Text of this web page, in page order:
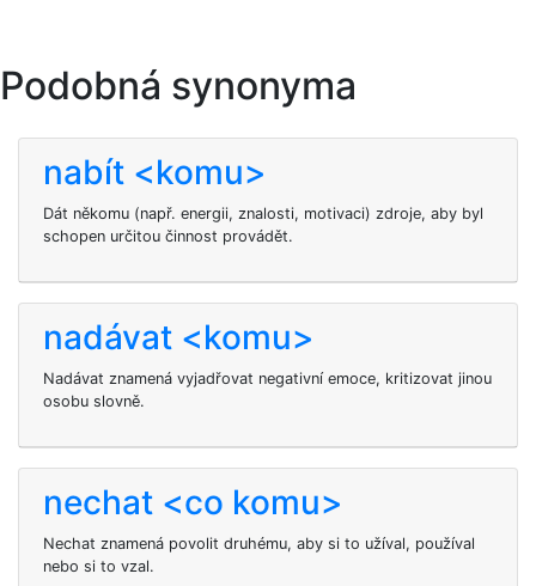
Podobná synonyma
nabít <komu>
Dát někomu (např. energii, znalosti, motivaci) zdroje, aby byl
schopen určitou činnost provádět.
nadávat <komu>
Nadávat znamená vyjadřovat negativní emoce, kritizovat jinou
osobu slovně.
nechat <co komu>
Nechat znamená povolit druhému, aby si to užíval, používal
nebo si to vzal.